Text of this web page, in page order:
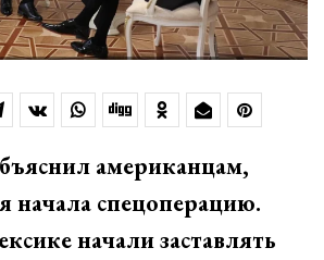
американцам,
начала спецоперацию.
начали заставлять